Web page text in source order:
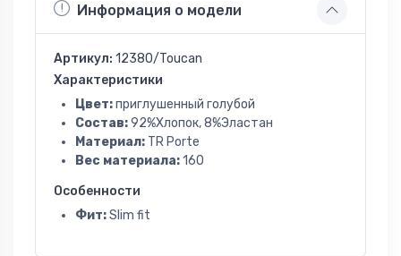
Информация о модели
Артикул: 12380/Toucan
Характеристики
Цвет:приглушенный голубой
Состав:92%Хлопок, 8%Эластан
Материал: TR Porte
Вес материала:160
Особенности
Фит:Slim fit